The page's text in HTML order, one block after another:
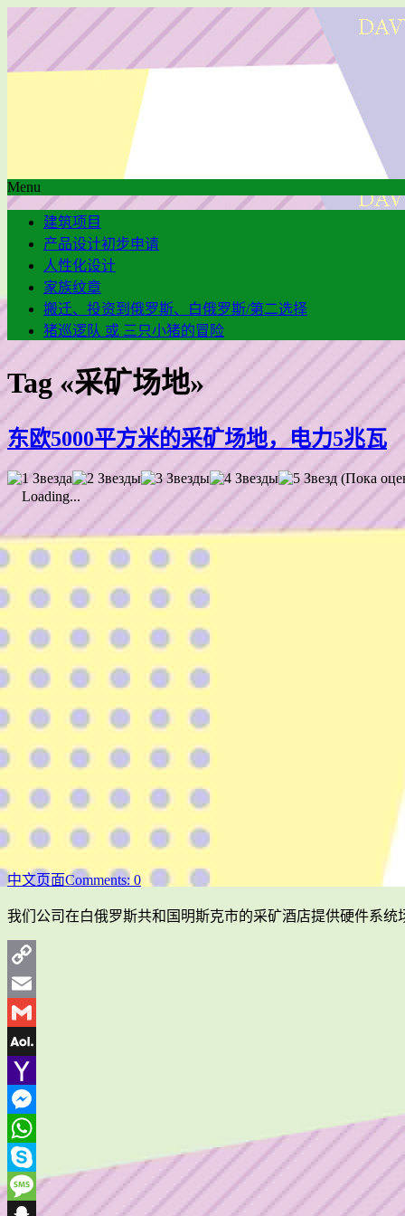
Menu
建筑项目
产品设计初步申请
人性化设计
家族纹章
搬迁、投资到俄罗斯、白俄罗斯/第二选择
猪巡逻队 或 三只小猪的冒险
Tag «采矿场地»
东欧5000平方米的采矿场地，电力5兆瓦
(Пока
Loading...
中文页面Comments: 0
我们公司在白俄罗斯共和国明斯克市的采矿酒店提供硬件系
Copy
Link
Email
Gmail
AOL
Mail
Yahoo
Mail
Messenger
WhatsApp
Skype